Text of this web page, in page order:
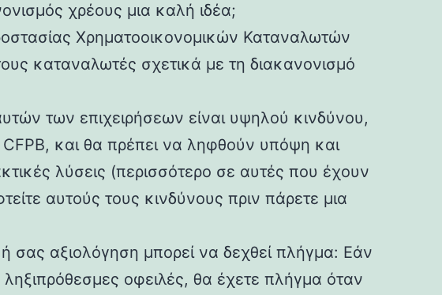
χρέους μια καλή ιδέα;
Χρηματοοικονομικών Καταναλωτών
καταναλωτές σχετικά με τη διακανονισμό
των επιχειρήσεων είναι υψηλού κινδύνου,
CFPB, και θα πρέπει να ληφθούν υπόψη και
λύσεις (περισσότερο σε αυτές που έχουν
αυτούς τους κινδύνους πριν πάρετε μια
σας αξιολόγηση μπορεί να δεχθεί πλήγμα: Εάν
οφειλές, θα έχετε πλήγμα όταν